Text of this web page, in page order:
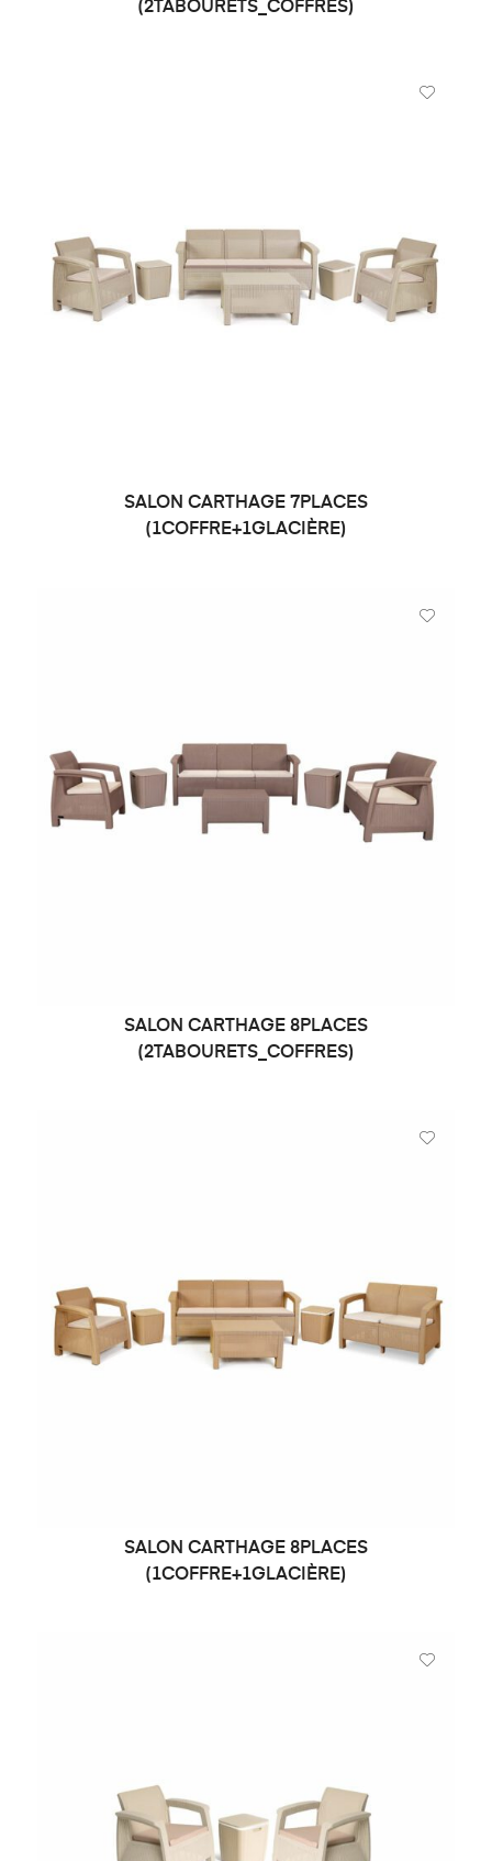
(2TABOURETS_COFFRES)
DEMANDE DE PRIX
SALON CARTHAGE 7PLACES
(1COFFRE+1GLACIÈRE)
SALON CARTHAGE 8PLACES
(2TABOURETS_COFFRES)
DEMANDE DE PRIX
SALON CARTHAGE 8PLACES
(1COFFRE+1GLACIÈRE)